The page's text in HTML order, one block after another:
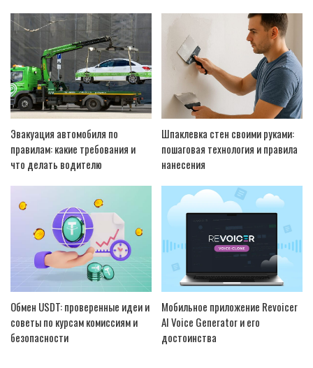
Эвакуация автомобиля по
правилам: какие требования и
что делать водителю
Шпаклевка стен своими руками:
пошаговая технология и правила
нанесения
Обмен USDT: проверенные идеи и
советы по курсам комиссиям и
безопасности
Мобильное приложение Revoicer
AI Voice Generator и его
достоинства